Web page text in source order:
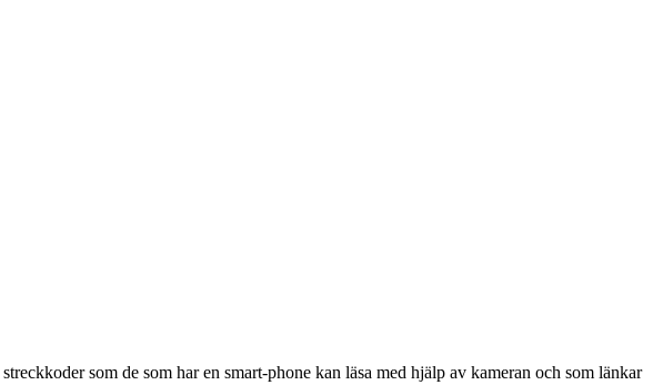
som de som har en smart-phone kan läsa med hjälp av kameran och som länkar